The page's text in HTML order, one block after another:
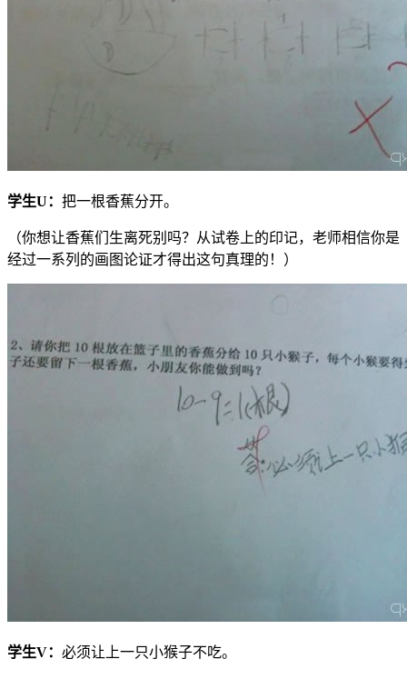
学生U： 把一根香蕉分开。
（你想让香蕉们生离死别吗？从试卷上的印记，老师相信你是
经过一系列的画图论证才得出这句真理的！）
学生V： 必须让上一只小猴子不吃。